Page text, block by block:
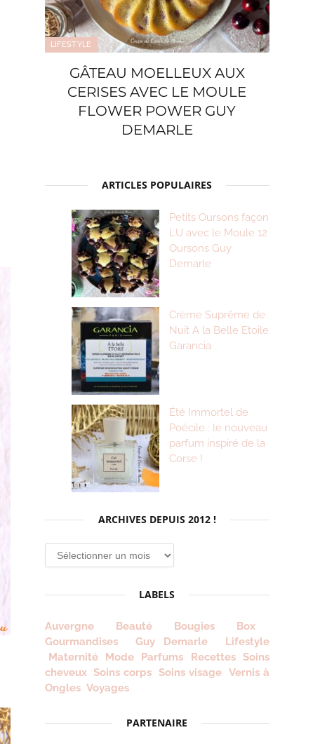
LIFESTYLE
GÂTEAU MOELLEUX AUX
CERISES AVEC LE MOULE
FLOWER POWER GUY
DEMARLE
ARTICLES POPULAIRES
Petits Oursons façon
LU avec le Moule 12
Oursons Guy
Demarle
Crème Suprême de
Nuit A la Belle Etoile
Garancia
Été Immortel de
Poécile : le nouveau
parfum inspiré de la
Corse !
ARCHIVES DEPUIS 2012 !
Archives
depuis
!
LABELS
Auvergne Beauté Bougies
Box
Gourmandises
Guy Demarle
Lifestyle
Maternité
Mode Parfums Recettes Soins
cheveux Soins corps Soins visage Vernis à
Ongles Voyages
PARTENAIRE